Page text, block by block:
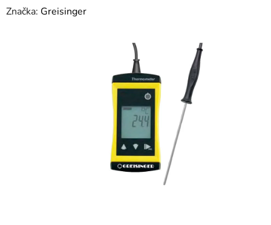
hodnocení
Značka: Greisinger